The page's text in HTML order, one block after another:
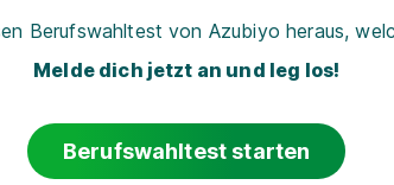
Berufswahltest von Azubiyo heraus,
Melde dich jetzt an und leg los!
Berufswahltest starten